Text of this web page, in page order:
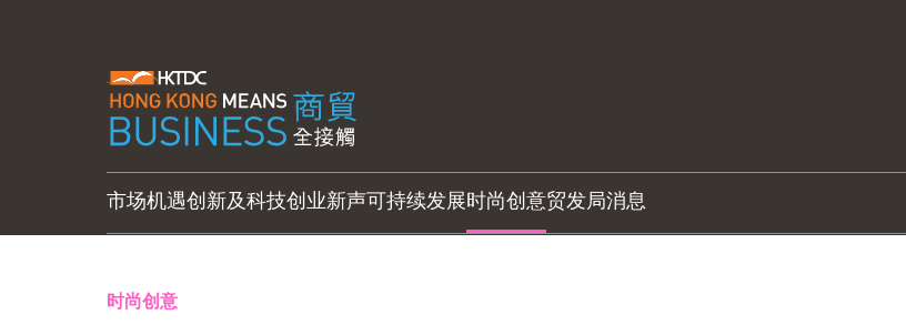
市场机遇创新及科技创业新声可持续发展时尚创意贸发局消息
时尚创意